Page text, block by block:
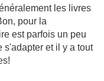
les livres
pour la
est parfois un peu
s'adapter et il y a tout